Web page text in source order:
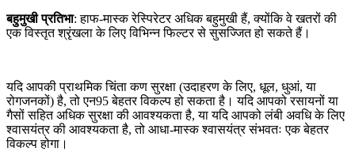
बहुमुखी प्रतिभा: हाफ-मास्क रेस्पिरेटर अधिक बहुमुखी हैं, क्योंकि वे खतरों की
एक विस्तृत श्रृंखला के लिए विभिन्न फिल्टर से सुसज्जित हो सकते हैं।
यदि आपकी प्राथमिक चिंता कण सुरक्षा (उदाहरण के लिए, धूल, धुआं, या
रोगजनकों) है, तो एन95 बेहतर विकल्प हो सकता है। यदि आपको रसायनों या
गैसों सहित अधिक सुरक्षा की आवश्यकता है, या यदि आपको लंबी अवधि के लिए
श्वासयंत्र की आवश्यकता है, तो आधा-मास्क श्वासयंत्र संभवतः एक बेहतर
विकल्प होगा।